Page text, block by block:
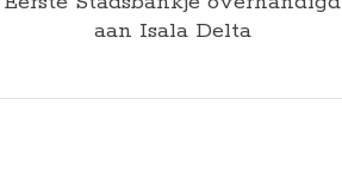
aan Isala Delta